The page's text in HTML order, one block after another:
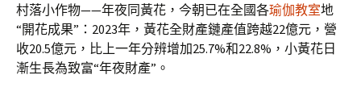
村落小作物——年夜同黃花，今朝已在全國各瑜伽教室地
“開花成果”：2023年，黃花全財產鏈產值跨越22億元，營
收20.5億元，比上一年分辨增加25.7%和22.8%，小黃花日
漸生長為致富“年夜財產”。